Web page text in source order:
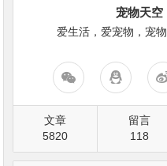
宠物天空
爱生活，爱宠物，宠
文章
5820
留言
118